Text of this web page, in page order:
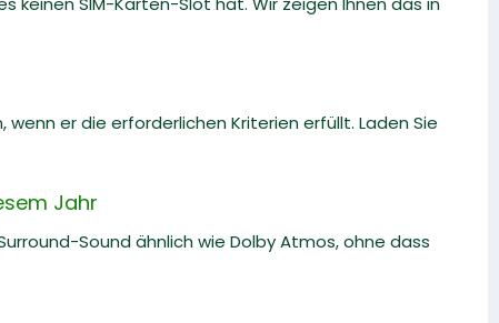
er die erforderlichen Kriterien erfüllt. Laden Sie
Jahr
Sound ähnlich wie Dolby Atmos, ohne dass